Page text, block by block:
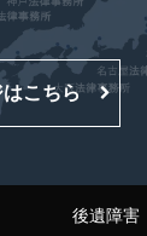
こちら
後遺障害